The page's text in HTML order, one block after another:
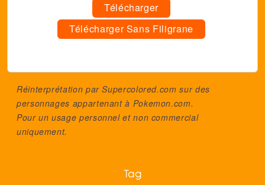
Télécharger
Télécharger Sans Filigrane
Réinterprétation par Supercolored.com sur des
personnages appartenant à Pokemon.com.
Pour un usage personnel et non commercial
uniquement.
Tag